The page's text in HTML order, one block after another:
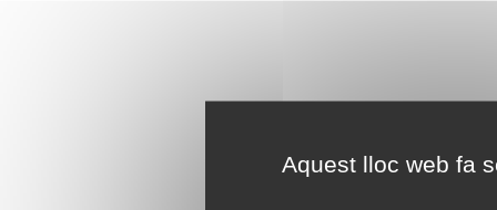
Aquest lloc web fa